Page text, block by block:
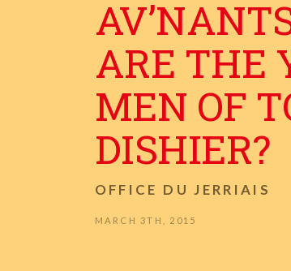
ARE THE
MEN OF
DISHIER?
OFFICE DU JERRIAIS
MARCH 3TH, 2015